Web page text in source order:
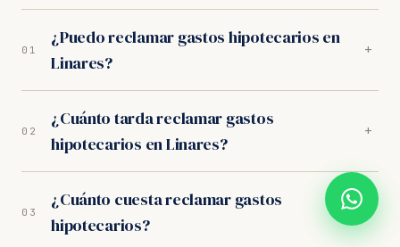
01
¿Puedo reclamar gastos hipotecarios en
Linares?
+
gastos hipotecarios. Analizamos tu caso
gratuitamente y trabajamos orientados a resultados.
Los juzgados de Linares tienen criterio favorable al
consumidor.
02
¿Cuánto tarda reclamar gastos
hipotecarios en Linares?
+
En los juzgados de Linares, el proceso completo dura
entre 10-14 meses. Incluye la fase extrajudicial (1
mes) y, si es necesario, la judicial ante el Juzgado de
03
¿Cuánto cuesta reclamar gastos
hipotecarios?